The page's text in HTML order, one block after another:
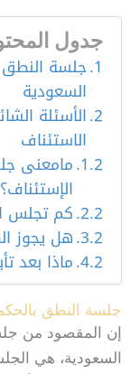
جدول
جلسة النطق
السعودية
الأسئلة
الاستئناف
مامعنى
الإستئناف؟
كم تجلس
هل يجوز
ماذا بعد
جلسة النطق
إن المقصود من
السعودية، هي